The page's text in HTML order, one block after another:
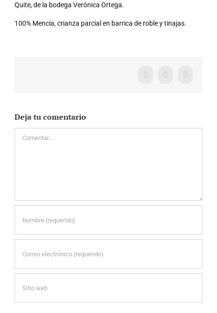
Quite, de la bodega Verónica Ortega.
100% Mencía, crianza parcial en barrica de roble y tinajas.
Facebook
X WhatsApp
Deja tu comentario